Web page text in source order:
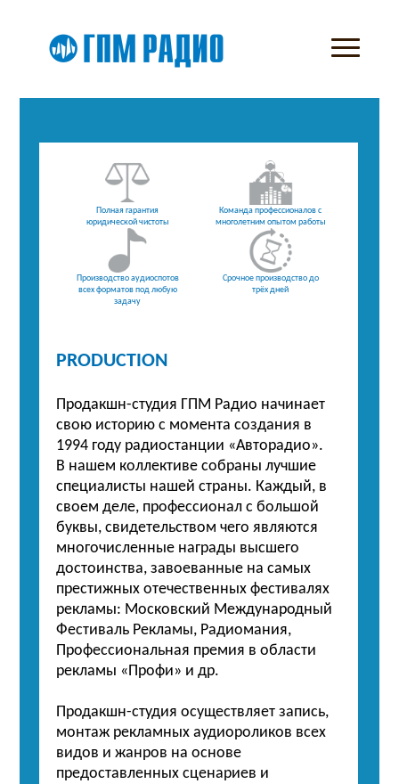
Полная гарантия
юридической чистоты
Команда профессионалов с
многолетним опытом работы
Производство аудиоспотов
всех форматов под любую
задачу
Срочное производство до
трёх дней
PRODUCTION
Продакшн-студия ГПМ Радио начинает
свою историю с момента создания в
1994 году радиостанции «Авторадио».
В нашем коллективесобраны лучшие
специалисты нашей страны. Каждый, в
своем деле, профессионал с большой
буквы, свидетельством чего являются
многочисленные награды высшего
достоинства, завоеванные на самых
престижных отечественных фестивалях
рекламы: Московский Международный
Фестиваль Рекламы, Радиомания,
Профессиональная премия в области
рекламы «Профи» и др.
Продакшн-студия осуществляет запись,
монтаж рекламных аудиороликов всех
видов и жанров на основе
предоставленных сценариев и